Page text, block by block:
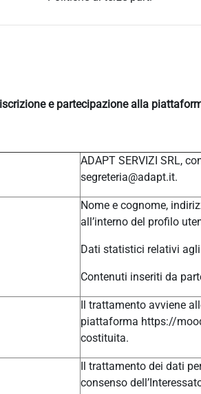
e partecipazione alla
ADAPT SERVIZI SRL,
segreteria@adapt.it.
Nome e cognome,
all’interno del profilo
Dati statistici relativi
Contenuti inseriti da
Il trattamento avviene
piattaforma https://
costituita.
Il trattamento dei dati
consenso